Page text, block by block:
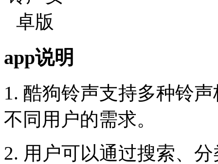
app说明
1. 酷狗铃声支持多种铃
不同用户的需求。
2. 用户可以通过搜索、分